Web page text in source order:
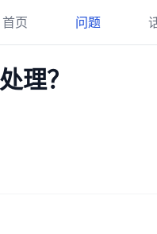
首页 问题
理？